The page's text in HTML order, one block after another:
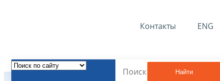
Контакты ENG
Найти